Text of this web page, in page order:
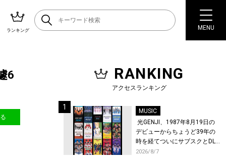
ランキング MENU
6 RANKING
アクセスランキング
MUSIC
光GENJI、1987年8月19日の
デビューからちょうど39年の
時を経てついにサブスクとDL
配信が解禁！
2026/8/7